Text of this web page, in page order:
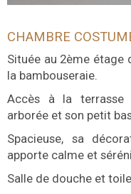
CHAMBRE
Située au 2ème étage
la bambouseraie.
Accès à la terrasse
arborée et son petit
Spacieuse, sa
apporte calme et
Salle de douche et